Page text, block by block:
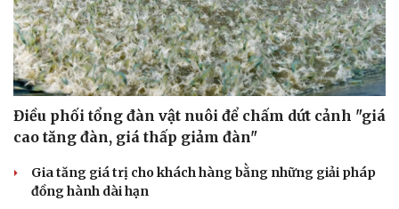
Điều phối tổng đàn vật nuôi để chấm dứt cảnh "giá
cao tăng đàn, giá thấp giảm đàn"
Gia tăng giá trị cho khách hàng bằng những giải pháp
đồng hành dài hạn